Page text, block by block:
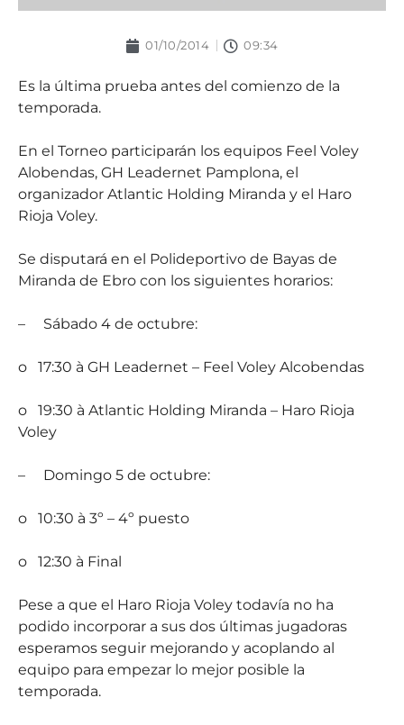
01/10/2014 09:34
Es la última prueba antes del comienzo de la
temporada.
En el Torneo participarán los equipos Feel Voley
Alobendas, GH Leadernet Pamplona, el
organizador Atlantic Holding Miranda y el Haro
Rioja Voley.
Se disputará en el Polideportivo de Bayas de
Miranda de Ebro con los siguientes horarios:
– Sábado 4 de octubre:
o 17:30 à GH Leadernet – Feel Voley Alcobendas
o 19:30 à Atlantic Holding Miranda – Haro Rioja
Voley
– Domingo 5 de octubre:
o 10:30 à 3º – 4º puesto
o 12:30 à Final
Pese a que el Haro Rioja Voley todavía no ha
podido incorporar a sus dos últimas jugadoras
esperamos seguir mejorando y acoplando al
equipo para empezar lo mejor posible la
temporada.